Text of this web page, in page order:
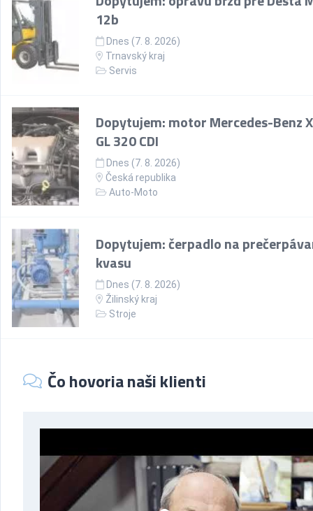
12b
Dnes (7. 8. 2026)
Trnavský kraj
Servis
Dopytujem: motor Mercedes-Benz
GL 320 CDI
Dnes (7. 8. 2026)
Česká republika
Auto-Moto
Dopytujem: čerpadlo na
kvasu
Dnes (7. 8. 2026)
Žilinský kraj
Stroje
Čo hovoria naši klienti